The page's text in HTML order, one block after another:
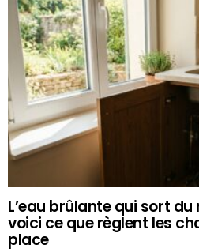
L’eau brûlante qui sort du
voici ce que règlent les
place